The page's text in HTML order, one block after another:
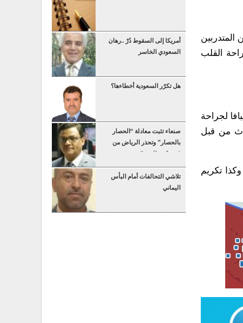
القلب
لجراحة
من قبل
تكريم
أمريكا إلى السقوط دُرْ ..رهان
السعودي الخاسر
هل تكرّر السعودية أخطاءها؟
صنعاء تثبت معادلة “الحصار
بالحصار” وتحذر الرياض من
“عسكرة البحر”
تلاشي التحالفات أمام البأس
اليماني